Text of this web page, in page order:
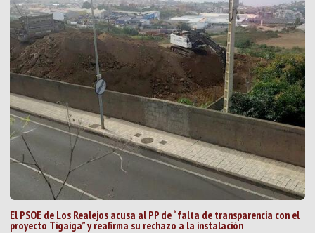
El PSOE de Los Realejos acusa al PP de “falta de transparencia con el
proyecto Tigaiga” y reafirma su rechazo a la instalación